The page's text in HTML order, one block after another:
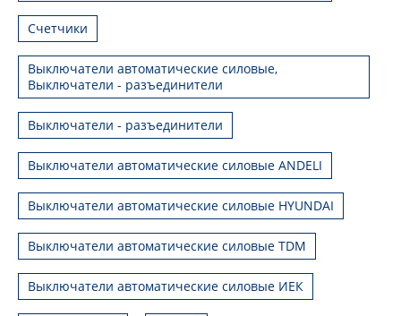
Счетчики
Выключатели автоматические силовые,
Выключатели - разъединители
Выключатели - разъединители
Выключатели автоматические силовые ANDELI
Выключатели автоматические силовые HYUNDAI
Выключатели автоматические силовые TDM
Выключатели автоматические силовые ИЕК